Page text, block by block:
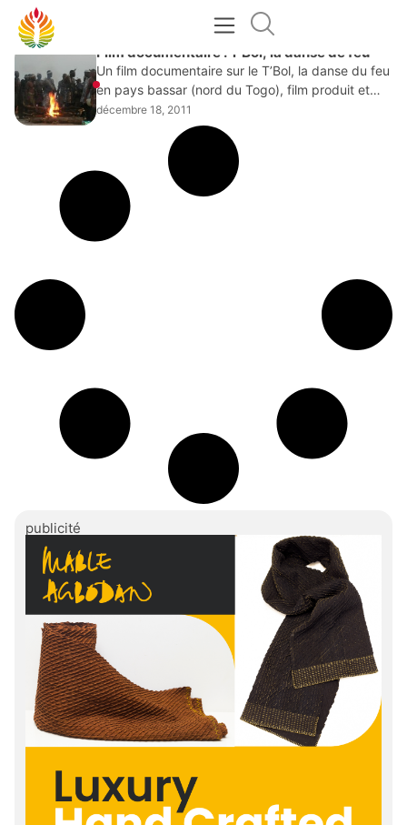
DÉCEMBRE 18, 2011
Film documentaire : T’Bol, la danse de feu
Un film documentaire sur le T’Bol, la danse du feu
en pays bassar (nord du Togo), film produit et
réalisé par le Centre Régional d’Action Culturelle
(CRAC), centre de formation
décembre 18, 2011
publicité